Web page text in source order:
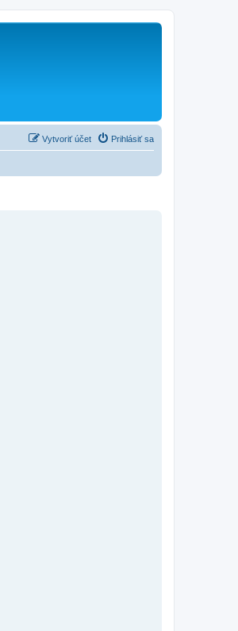
Prihlásiť sa
Vytvoriť účet